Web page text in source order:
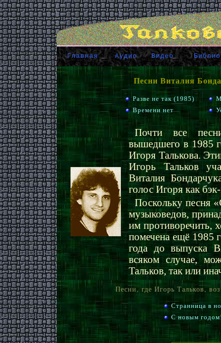
Главная Аудио Видео
Песни Виталия
Разве не так (1985)
Времени нет
Почти все
вышедшего в 1985
Игоря Талькова.
Игорь Тальков
Виталия
голос Игоря как
Поскольку песня
музыковедов,
им противоречить,
помечена ещё 1985
года до выпуска
всяком случае,
Тальков, так или
Песни, где Игорь Тальков,
Странница в
С новым